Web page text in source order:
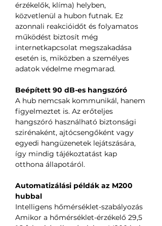
érzékelők, klíma) helyben,
közvetlenül a hubon futnak. Ez
azonnali reakcióidőt és folyamatos
működést biztosít még
internetkapcsolat megszakadása
esetén is, miközben a személyes
adatok védelme megmarad.
Beépített 90 dB-es hangszóró
A hub nemcsak kommunikál, hanem
figyelmeztet is. Az erőteljes
hangszóró használható biztonsági
szirénaként, ajtócsengőként vagy
egyedi hangüzenetek lejátszására,
így mindig tájékoztatást kap
otthona állapotáról.
Automatizálási példák az M200
hubbal
Intelligens hőmérséklet-szabályozás
Amikor a hőmérséklet-érzékelő 29,5